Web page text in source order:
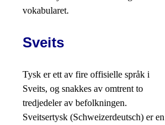
vokabularet.
Sveits
Tysk er ett av fire offisielle språk i
Sveits, og snakkes av omtrent to
tredjedeler av befolkningen.
Sveitsertysk (Schweizerdeutsch) er en